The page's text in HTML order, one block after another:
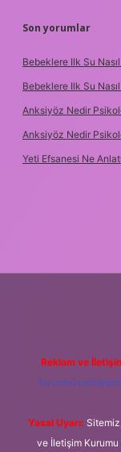
Son yorumlar
Bebeklere Ilk Su
Bebeklere Ilk Su
Anksiyöz Nedir
Anksiyöz Nedir
Yeti Efsanesi Ne
Reklam ve
Yasal Uyarı:
ve İletişim Kurumu